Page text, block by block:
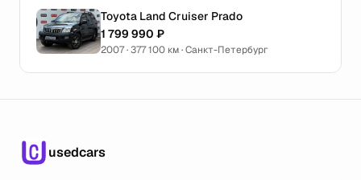
Toyota Land Cruiser Prado
1 799 990 ₽
2007 · 377 100 км · Санкт-Петербург
usedcars